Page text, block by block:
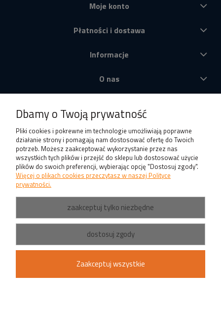
Moje konto
Płatności i dostawa
Informacje
O nas
Dbamy o Twoją prywatność
Pliki cookies i pokrewne im technologie umożliwiają poprawne
działanie strony i pomagają nam dostosować ofertę do Twoich
potrzeb. Możesz zaakceptować wykorzystanie przez nas
wszystkich tych plików i przejść do sklepu lub dostosować użycie
plików do swoich preferencji, wybierając opcję "Dostosuj zgody".
Więcej o plikach cookies przeczytasz w naszej Polityce
prywatności.
zaakceptuj tylko niezbędne
dostosuj zgody
Zaakceptuj wszystkie